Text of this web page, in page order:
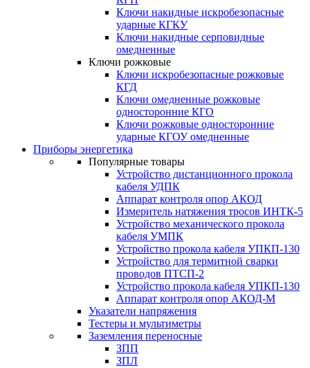
Ключи накидные искробезопасные
ударные КГКУ
Ключи накидные серповидные
омедненные
Ключи рожковые
Ключи искробезопасные рожковые
КГД
Ключи омедненные рожковые
односторонние КГО
Ключи рожковые односторонние
ударные КГОУ омедненные
Приборы энергетика
Популярные товары
Устройство дистанционного прокола
кабеля УДПК
Аппарат контроля опор АКОД
Измеритель натяжения тросов ИНТК-5
Устройство механического прокола
кабеля УМПК
Устройство прокола кабеля УПКП-130
Устройство для термитной сварки
проводов ПТСП-2
Устройство прокола кабеля УПКП-130
Аппарат контроля опор АКОД-М
Указатели напряжения
Тестеры и мультиметры
Заземления переносные
ЗПП
ЗПЛ